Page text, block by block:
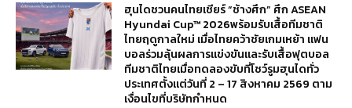
ฮุนไดชวนคนไทยเชียร์ “ช้างศึก” ศึก ASEAN
Hyundai Cup™ 2026พร้อมรับเสื้อทีมชาติ
ไทยฤดูกาลใหม่ เมื่อไทยคว้าชัยเกมเหย้า แฟน
บอลร่วมลุ้นผลการแข่งขันและรับเสื้อฟุตบอล
ทีมชาติไทยเมื่อทดลองขับที่โชว์รูมฮุนไดทั่ว
ประเทศตั้งแต่วันที่ 2 – 17 สิงหาคม 2569 ตาม
เงื่อนไขที่บริษัทกำหนด